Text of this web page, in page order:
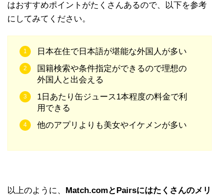
はおすすめポイントがたくさんあるので、以下を参考
にしてみてください。
日本在住で日本語が堪能な外国人が多い
国籍検索や条件指定ができるので理想の
外国人と出会える
1日あたり缶ジュース1本程度の料金で利
用できる
他のアプリよりも美女やイケメンが多い
以上のように、 Match.comとPairsにはたくさんのメリ